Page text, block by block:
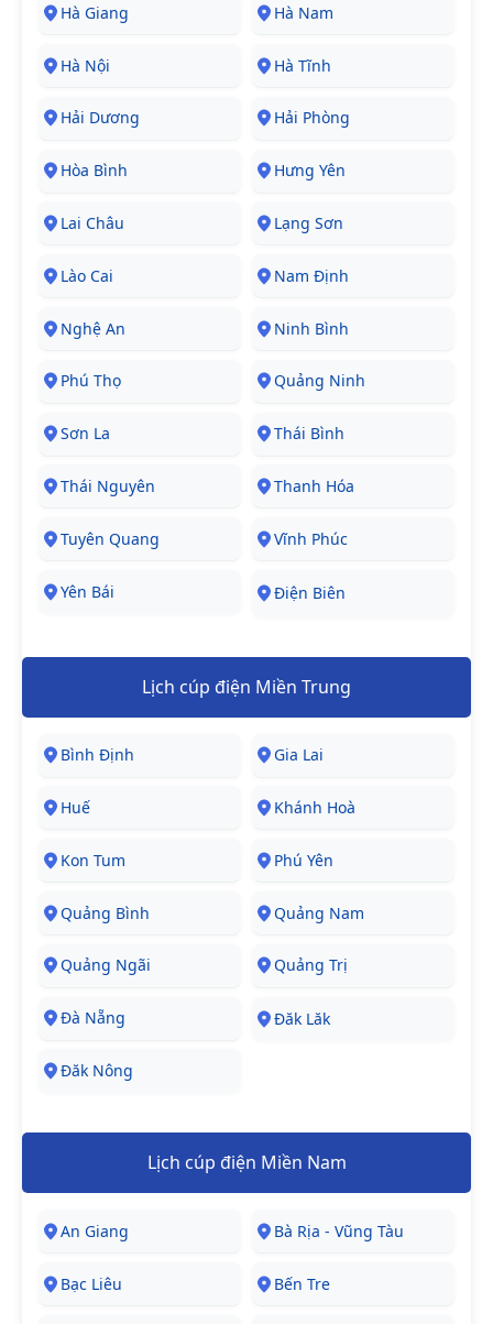
Hà Giang Hà Nam
Hà Nội Hà Tĩnh
Hải Dương Hải Phòng
Hòa Bình Hưng Yên
Lai Châu Lạng Sơn
Lào Cai Nam Định
Nghệ An Ninh Bình
Phú Thọ Quảng Ninh
Sơn La Thái Bình
Thái Nguyên Thanh Hóa
Tuyên Quang Vĩnh Phúc
Yên Bái Điện Biên
Lịch cúp điện Miền Trung
Bình Định Gia Lai
Huế Khánh Hoà
Kon Tum Phú Yên
Quảng Bình Quảng Nam
Quảng Ngãi Quảng Trị
Đà Nẵng Đăk Lăk
Đăk Nông
Lịch cúp điện Miền Nam
An Giang Bà Rịa - Vũng Tàu
Bạc Liêu Bến Tre